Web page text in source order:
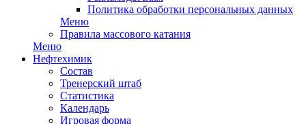
Политика обработки персональных данных
Меню
Правила массового катания
Меню
Нефтехимик
Состав
Тренерский штаб
Статистика
Календарь
Игровая форма